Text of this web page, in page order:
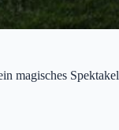
magisches Spektakel